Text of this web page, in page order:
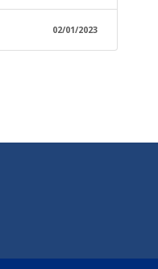
02/01/2023